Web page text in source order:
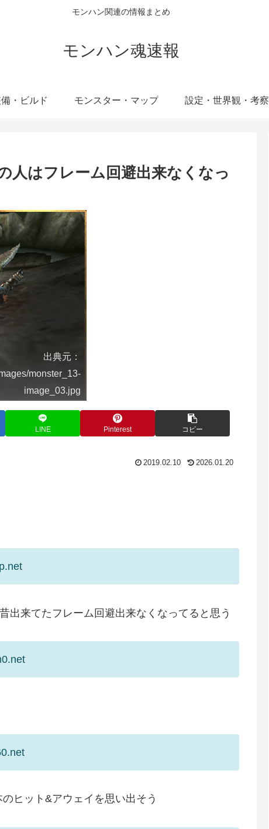
モンハン関連の情報まとめ
モンハン魂速報
・ビルド モンスター・マップ 設定・世界観・考察
人はフレーム回避出来なくなっ
出典元：
monster_13-
image_03.jpg
LINE Pinterest コピー
2019.02.10 2026.01.20
出来てたフレーム回避出来なくなってると思う
ヒット&アウェイを思い出そう